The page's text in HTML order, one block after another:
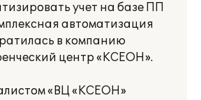
учет на базе ПП
автоматизация
в компанию
центр «КСЕОН».
«ВЦ «КСЕОН»